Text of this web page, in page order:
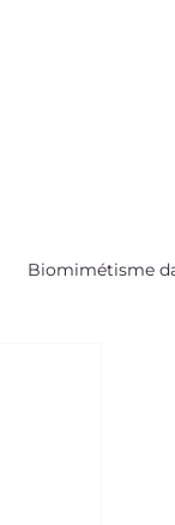
Biomimétisme